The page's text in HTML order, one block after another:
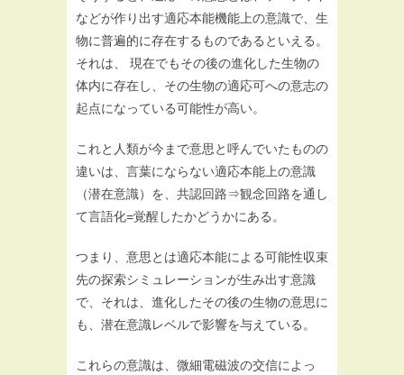
などが作り出す適応本能機能上の意識で、生
物に普遍的に存在するものであるといえる。
それは、 現在でもその後の進化した生物の
体内に存在し、その生物の適応可への意志の
起点になっている可能性が高い。
これと人類が今まで意思と呼んでいたものの
違いは、言葉にならない適応本能上の意識
（潜在意識）を、共認回路⇒観念回路を通し
て言語化=覚醒したかどうかにある。
つまり、意思とは適応本能による可能性収束
先の探索シミュレーションが生み出す意識
で、それは、進化したその後の生物の意思に
も、潜在意識レベルで影響を与えている。
これらの意識は、微細電磁波の交信によっ